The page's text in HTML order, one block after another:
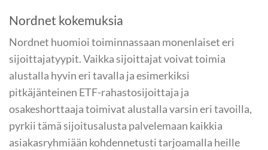
Nordnet kokemuksia
Nordnet huomioi toiminnassaan monenlaiset eri
sijoittajatyypit. Vaikka sijoittajat voivat toimia
alustalla hyvin eri tavalla ja esimerkiksi
pitkäjänteinen ETF-rahastosijoittaja ja
osakeshorttaaja toimivat alustalla varsin eri tavoilla,
pyrkii tämä sijoitusalusta palvelemaan kaikkia
asiakasryhmiään kohdennetusti tarjoamalla heille